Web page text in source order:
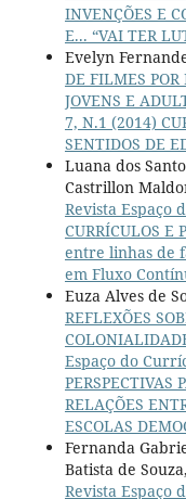
INVENÇÕES E
E... “VAI TER
Evelyn
DE FILMES POR
JOVENS E
7, N.1 (2014)
SENTIDOS DE
Luana dos
Castrillon
Revista Espaço
CURRÍCULOS E
entre linhas de
em Fluxo
Euza Alves de
REFLEXÕES
Espaço do
PERSPECTIVAS
RELAÇÕES
ESCOLAS
Fernanda
Batista de Souza,
Revista Espaço